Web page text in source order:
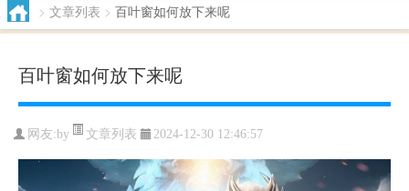
> 文章列表 > 百叶窗如何放下来呢
百叶窗如何放下来呢
网友:by 文章列表 2024-12-30 12:46:57